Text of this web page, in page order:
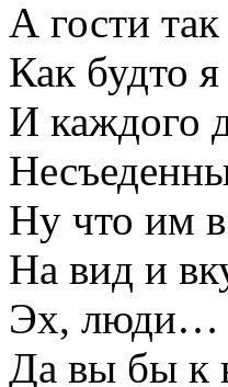
А гости
Как будто
И каждого
Ну что им
На вид и
Эх, люди…
Да вы бы к